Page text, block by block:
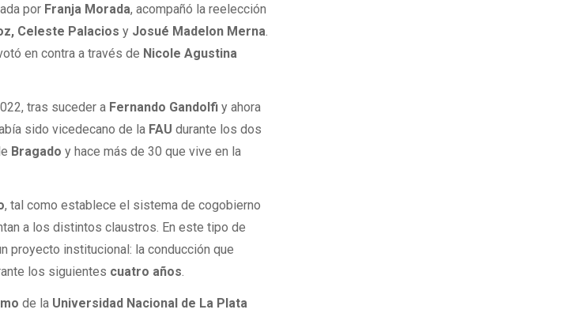
por Franja Morada, acompañó la reelección
Celeste Palaciosy Josué Madelon Merna.
en contra a través de Nicole Agustina
tras suceder a Fernando Gandolfi y ahora
sido vicedecano de la FAUdurante los dos
Bragadoy hace más de 30 que vive en la
, tal como establece el sistema de cogobierno
a los distintos claustros. En este tipo de
proyecto institucional: la conducción que
los siguientes cuatro años.
de la Universidad Nacional de La Plata